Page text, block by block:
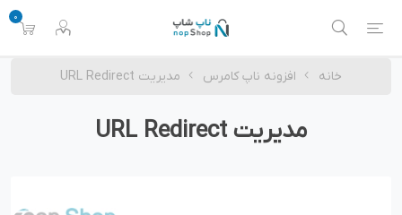
0
خانه افزونه ناپ کامرس مدیریت URL Redirect
مدیریت URL Redirect